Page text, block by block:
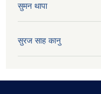
सुमन थापा
सुरज साह कानु